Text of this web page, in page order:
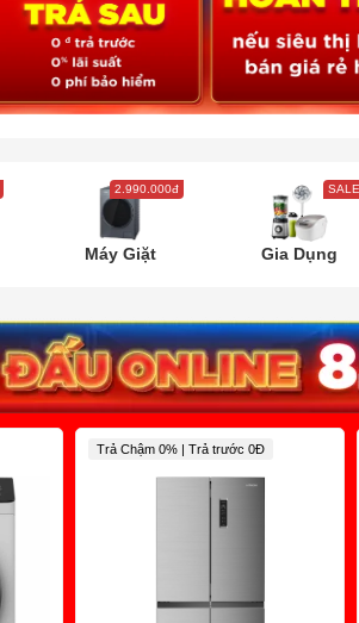
2.990.000đ
Máy Giặt
SALE
Gia Dụng
Trả Chậm 0% | Trả trước 0Đ